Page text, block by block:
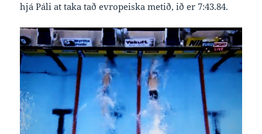
hjá Páli at taka tað evropeiska metið, ið er 7:43.84.